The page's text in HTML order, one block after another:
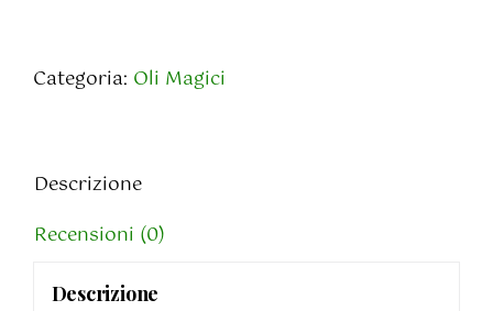
quantità
Categoria: Oli Magici
Descrizione
Recensioni (0)
Descrizione